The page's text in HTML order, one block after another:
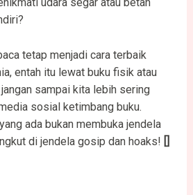
tetap menjadi cara terbaik
entah itu lewat buku fisik atau
sampai kita lebih sering
sosial ketimbang buku.
ada bukan membuka jendela
di jendela gosip dan hoaks! []